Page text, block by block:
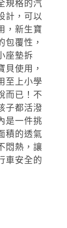
規格的汽
計，可以
，新生寶
包覆性，
座墊拆
貝使用，
至上小學
而已！不
子都活潑
是一件挑
積的透氣
悶熱，讓
車安全的